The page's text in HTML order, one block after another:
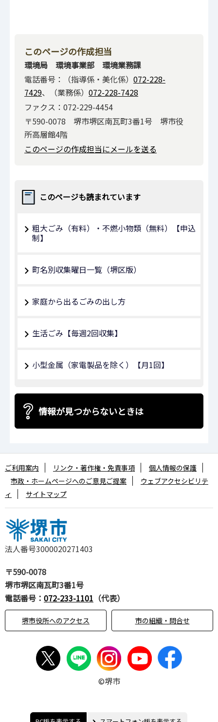
このページの作成担当
環境局 環境事業部 環境業務課
電話番号：（指導係・美化係） 072-228-
7429、（業務係） 072-228-7428
ファクス：072-229-4454
〒590-0078 堺市堺区南瓦町3番1号 堺市役
所高層館4階
このページの作成担当にメールを送る
このページも読まれています
粗大ごみ（有料）・不燃小物類（無料）【申込
制】
町名別収集曜日一覧（堺区版）
家庭から出るごみの出し方
生活ごみ【毎週2回収集】
小型金属（家電製品を除く）【月1回】
情報が見つからないときは
法人番号3000020271403
〒590-0078
堺市堺区南瓦町3番1号
電話番号： 072-233-1101 （代表）
堺市役所へのアクセス 市の組織・問合せ
ご利用案内 リンク・著作権・免責事項
個人情報の保護
市政・ホームページへのご意見ご提案
ウェブアクセシビリテ
ィ
サイトマップ
©堺市